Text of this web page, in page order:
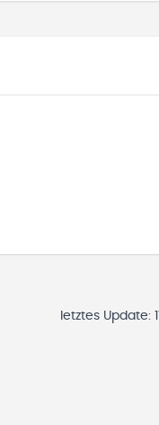
letztes Update: